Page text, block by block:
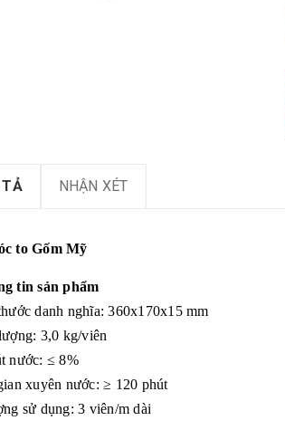
TẢ NHẬN XÉT
to Gốm Mỹ
tin sản phẩm
danh nghĩa: 360x170x15 mm
3,0 kg/viên
nước: ≤ 8%
xuyên nước: ≥ 120 phút
sử dụng: 3 viên/m dài